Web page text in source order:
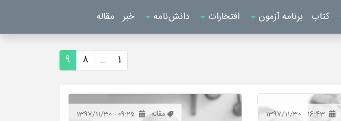
کتاب برنامه آزمون افتخارات دانش‌نامه خبر مقاله
1
...
8
9
1397/11/30 - 16:43 مقاله 1397/11/30 - 09:25